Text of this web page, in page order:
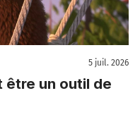
5 juil. 2026
être un outil de